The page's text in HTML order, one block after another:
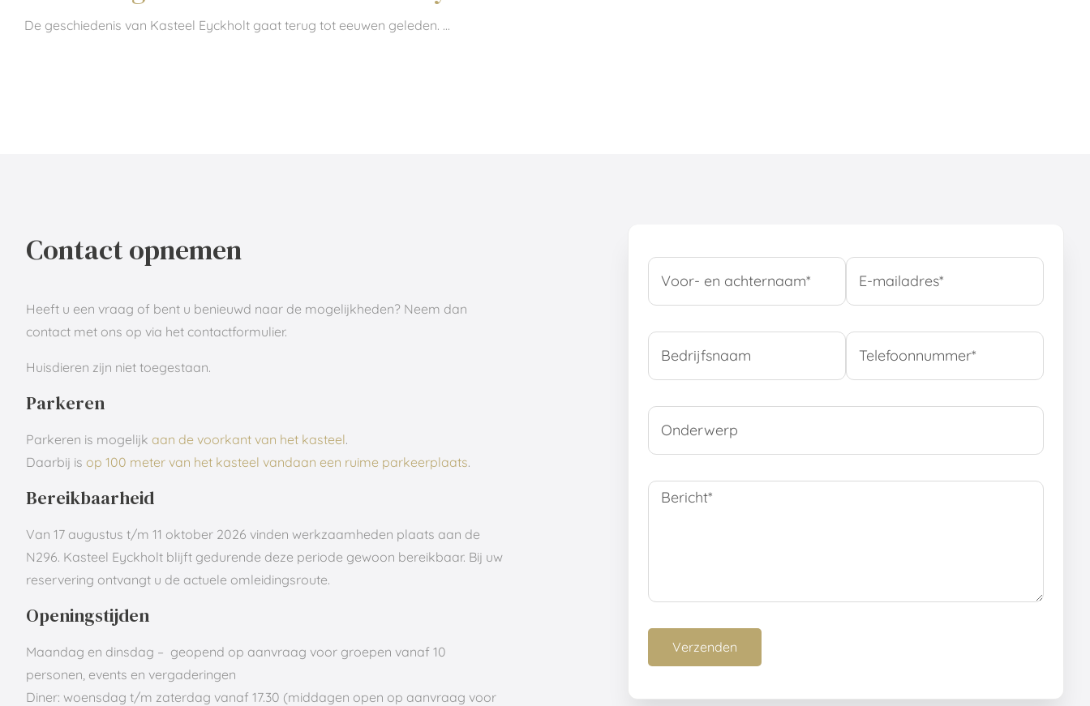
De geschiedenis van Kasteel Eyckholt gaat terug tot eeuwen geleden. ...
Contact opnemen
Heeft u een vraag of bent u benieuwd naar de mogelijkheden? Neem dan
contact met ons op via het contactformulier.
Huisdieren zijn niet toegestaan.
Parkeren
Parkeren is mogelijk aan de voorkant van het kasteel.
Daarbij is op 100 meter van het kasteel vandaan een ruime parkeerplaats.
Bereikbaarheid
Van 17 augustus t/m 11 oktober 2026 vinden werkzaamheden plaats aan de
N296. Kasteel Eyckholt blijft gedurende deze periode gewoon bereikbaar. Bij uw
reservering ontvangt u de actuele omleidingsroute.
Openingstijden
Maandag en dinsdag – geopend op aanvraag voor groepen vanaf 10
personen, events en vergaderingen
Diner: woensdag t/m zaterdag vanaf 17.30 (middagen open op aanvraag voor